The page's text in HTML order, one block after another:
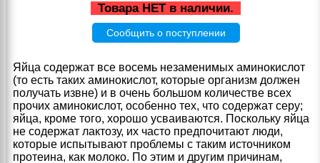
Товара НЕТ в наличии.
Сообщить о поступлении
Яйца содержат все восемь незаменимых аминокислот
(то есть таких аминокислот, которые организм должен
получать извне) и в очень большом количестве всех
прочих аминокислот, особенно тех, что содержат серу;
яйца, кроме того, хорошо усваиваются. Поскольку яйца
не содержат лактозу, их часто предпочитают люди,
которые испытывают проблемы с таким источником
протеина, как молоко. По этим и другим причинам,